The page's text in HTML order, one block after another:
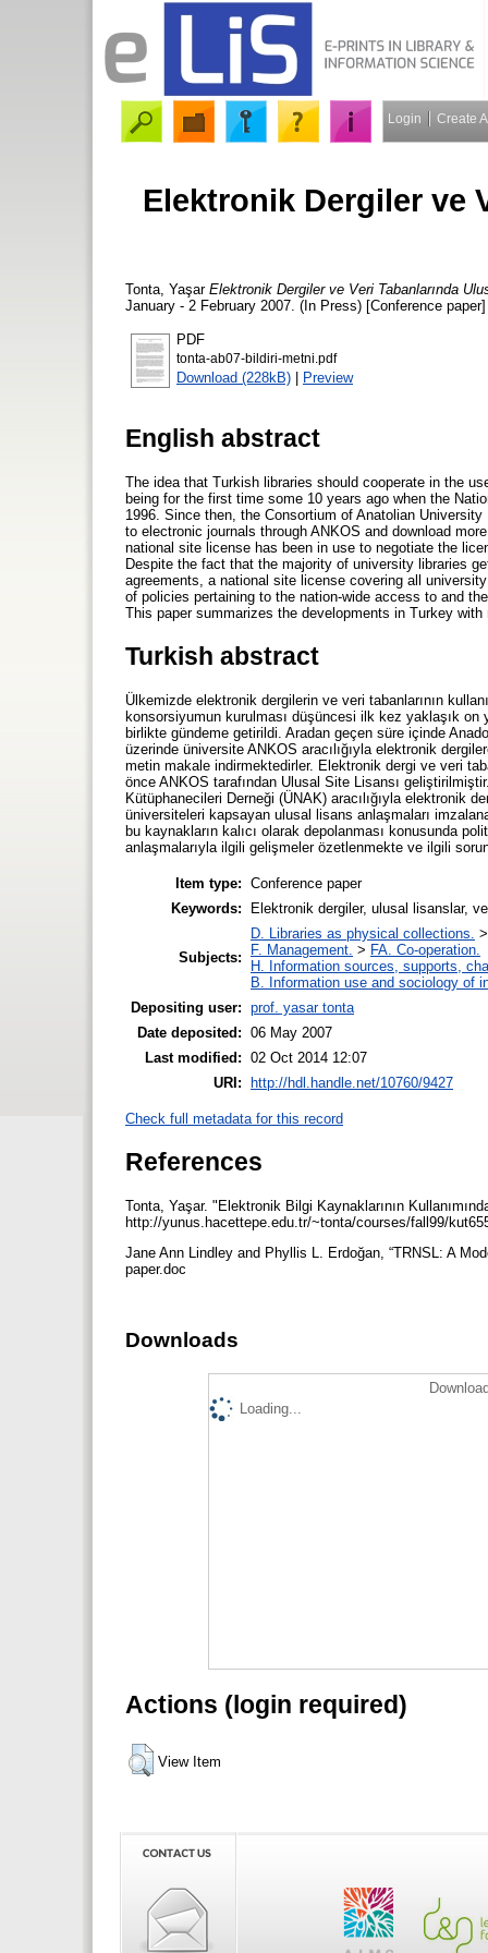
Login Create
Elektronik Dergiler ve
Tonta, Yaşar Elektronik Dergiler ve Veri Tabanlarında
January - 2 February 2007. (In Press) [Conference paper]
PDF
tonta-ab07-bildiri-metni.pdf
Download (228kB) | Preview
English abstract
The idea that Turkish libraries should cooperate in the
being for the first time some 10 years ago when the
1996. Since then, the Consortium of Anatolian
to electronic journals through ANKOS and download
national site license has been in use to negotiate the
Despite the fact that the majority of university libraries
agreements, a national site license covering all
of policies pertaining to the nation-wide access to and
This paper summarizes the developments in Turkey
Turkish abstract
Ülkemizde elektronik dergilerin ve veri tabanlarının
konsorsiyumun kurulması düşüncesi ilk kez yaklaşık
birlikte gündeme getirildi. Aradan geçen süre içinde
üzerinde üniversite ANKOS aracılığıyla elektronik
metin makale indirmektedirler. Elektronik dergi ve veri
önce ANKOS tarafından Ulusal Site Lisansı
Kütüphanecileri Derneği (ÜNAK) aracılığıyla elektronik
üniversiteleri kapsayan ulusal lisans anlaşmaları
bu kaynakların kalıcı olarak depolanması konusunda
anlaşmalarıyla ilgili gelişmeler özetlenmekte ve ilgili
Item type: Conference paper
Keywords:
Elektronik dergiler, ulusal lisanslar,
Subjects:
D. Libraries as physical collections.
F. Management. > FA. Co-operation.
H. Information sources, supports,
B. Information use and sociology of
Depositing user: prof. yasar tonta
Date deposited: 06 May 2007
Last modified: 02 Oct 2014 12:07
URI:
http://hdl.handle.net/10760/9427
Check full metadata for this record
References
Tonta, Yaşar. "Elektronik Bilgi Kaynaklarının
http://yunus.hacettepe.edu.tr/~tonta/courses/fall99/
Jane Ann Lindley and Phyllis L. Erdoğan, “TRNSL: A
paper.doc
Downloads
Loading...
Actions (login required)
View Item